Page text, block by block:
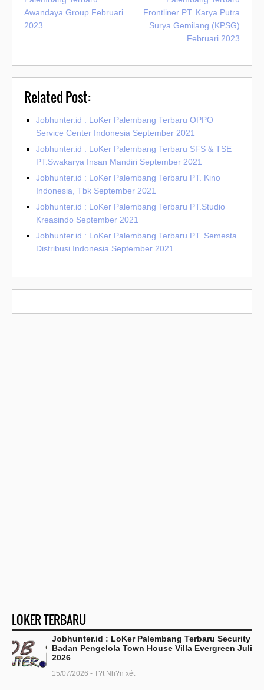
Awandaya Group Februari
2023
Frontliner PT. Karya Putra
Surya Gemilang (KPSG)
Februari 2023
Related Post:
Jobhunter.id : LoKer Palembang Terbaru OPPO
Service Center Indonesia September 2021
Jobhunter.id : LoKer Palembang Terbaru SFS & TSE
PT.Swakarya Insan Mandiri September 2021
Jobhunter.id : LoKer Palembang Terbaru PT. Kino
Indonesia, Tbk September 2021
Jobhunter.id : LoKer Palembang Terbaru PT.Studio
Kreasindo September 2021
Jobhunter.id : LoKer Palembang Terbaru PT. Semesta
Distribusi Indonesia September 2021
LOKER TERBARU
Jobhunter.id : LoKer Palembang Terbaru Security
Badan Pengelola Town House Villa Evergreen Juli
2026
15/07/2026 - T?t Nh?n xét